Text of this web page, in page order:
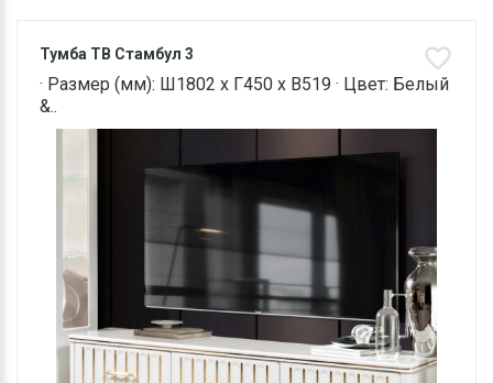
Тумба ТВ Стамбул 3
· Размер (мм): Ш1802 х Г450 х В519 · Цвет: Белый
&..